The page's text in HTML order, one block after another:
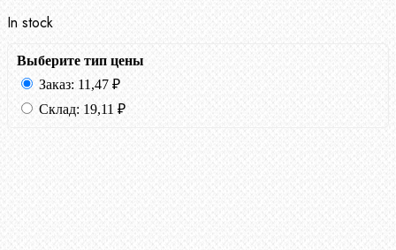
In stock
Выберите тип цены
Заказ: 11,47 ₽
Склад: 19,11 ₽